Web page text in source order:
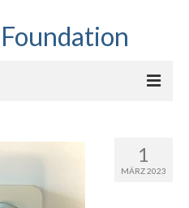
1
MÄRZ 2023